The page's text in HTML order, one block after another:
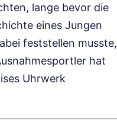
lange bevor die
eines Jungen
feststellen musste,
hat
Uhrwerk